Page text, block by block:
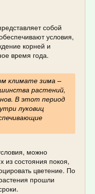
собой
условия,
корней и
время года.
климате зима –
растений,
В этот период
луковиц
можно
из состояния покоя,
цветение. По
прошли